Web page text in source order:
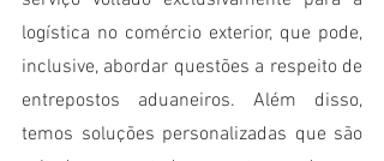
logística no comércio exterior, que pode,
inclusive, abordar questões a respeito de
entrepostos aduaneiros. Além disso,
temos soluções personalizadas que são